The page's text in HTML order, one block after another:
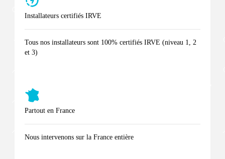
Installateurs certifiés IRVE
Tous nos installateurs sont 100% certifiés IRVE (niveau 1, 2
et 3)
Partout en France
Nous intervenons sur la France entière